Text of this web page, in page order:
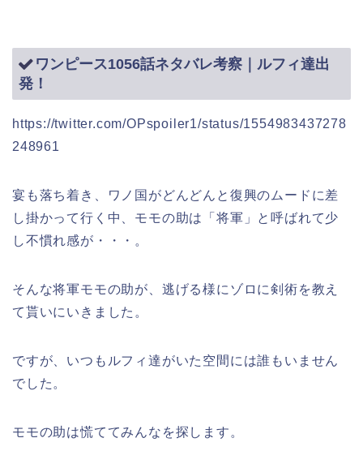
ワンピース1056話ネタバレ考察｜ルフィ達出
発！
https://twitter.com/OPspoiler1/status/1554983437278
248961
宴も落ち着き、ワノ国がどんどんと復興のムードに差
し掛かって行く中、モモの助は「将軍」と呼ばれて少
し不慣れ感が・・・。
そんな将軍モモの助が、逃げる様にゾロに剣術を教え
て貰いにいきました。
ですが、いつもルフィ達がいた空間には誰もいません
でした。
モモの助は慌ててみんなを探します。